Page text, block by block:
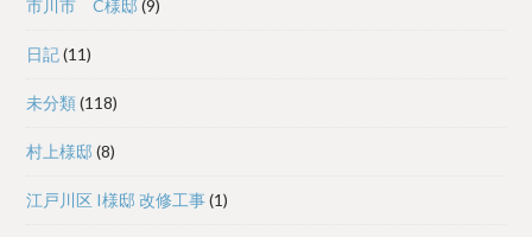
市川市 C様邸 (9)
日記(11)
未分類(118)
村上様邸 (8)
江戸川区 I様邸 改修工事(1)